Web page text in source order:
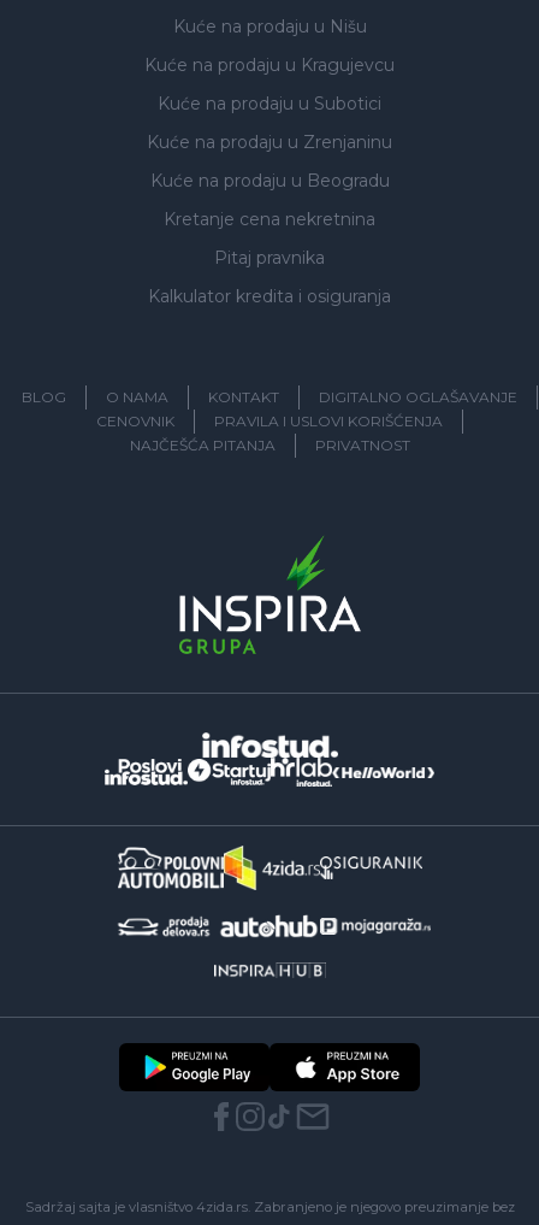
Kuće na prodaju u Nišu
Kuće na prodaju u Kragujevcu
Kuće na prodaju u Subotici
Kuće na prodaju u Zrenjaninu
Kuće na prodaju u Beogradu
Kretanje cena nekretnina
Pitaj pravnika
Kalkulator kredita i osiguranja
BLOG O NAMA KONTAKT
DIGITALNO OGLAŠAVANJE
CENOVNIK
PRAVILA I USLOVI KORIŠĆENJA
NAJČEŠĆA PITANJA
PRIVATNOST
Sadržaj sajta je vlasništvo 4zida.rs. Zabranjeno je njegovo preuzimanje bez